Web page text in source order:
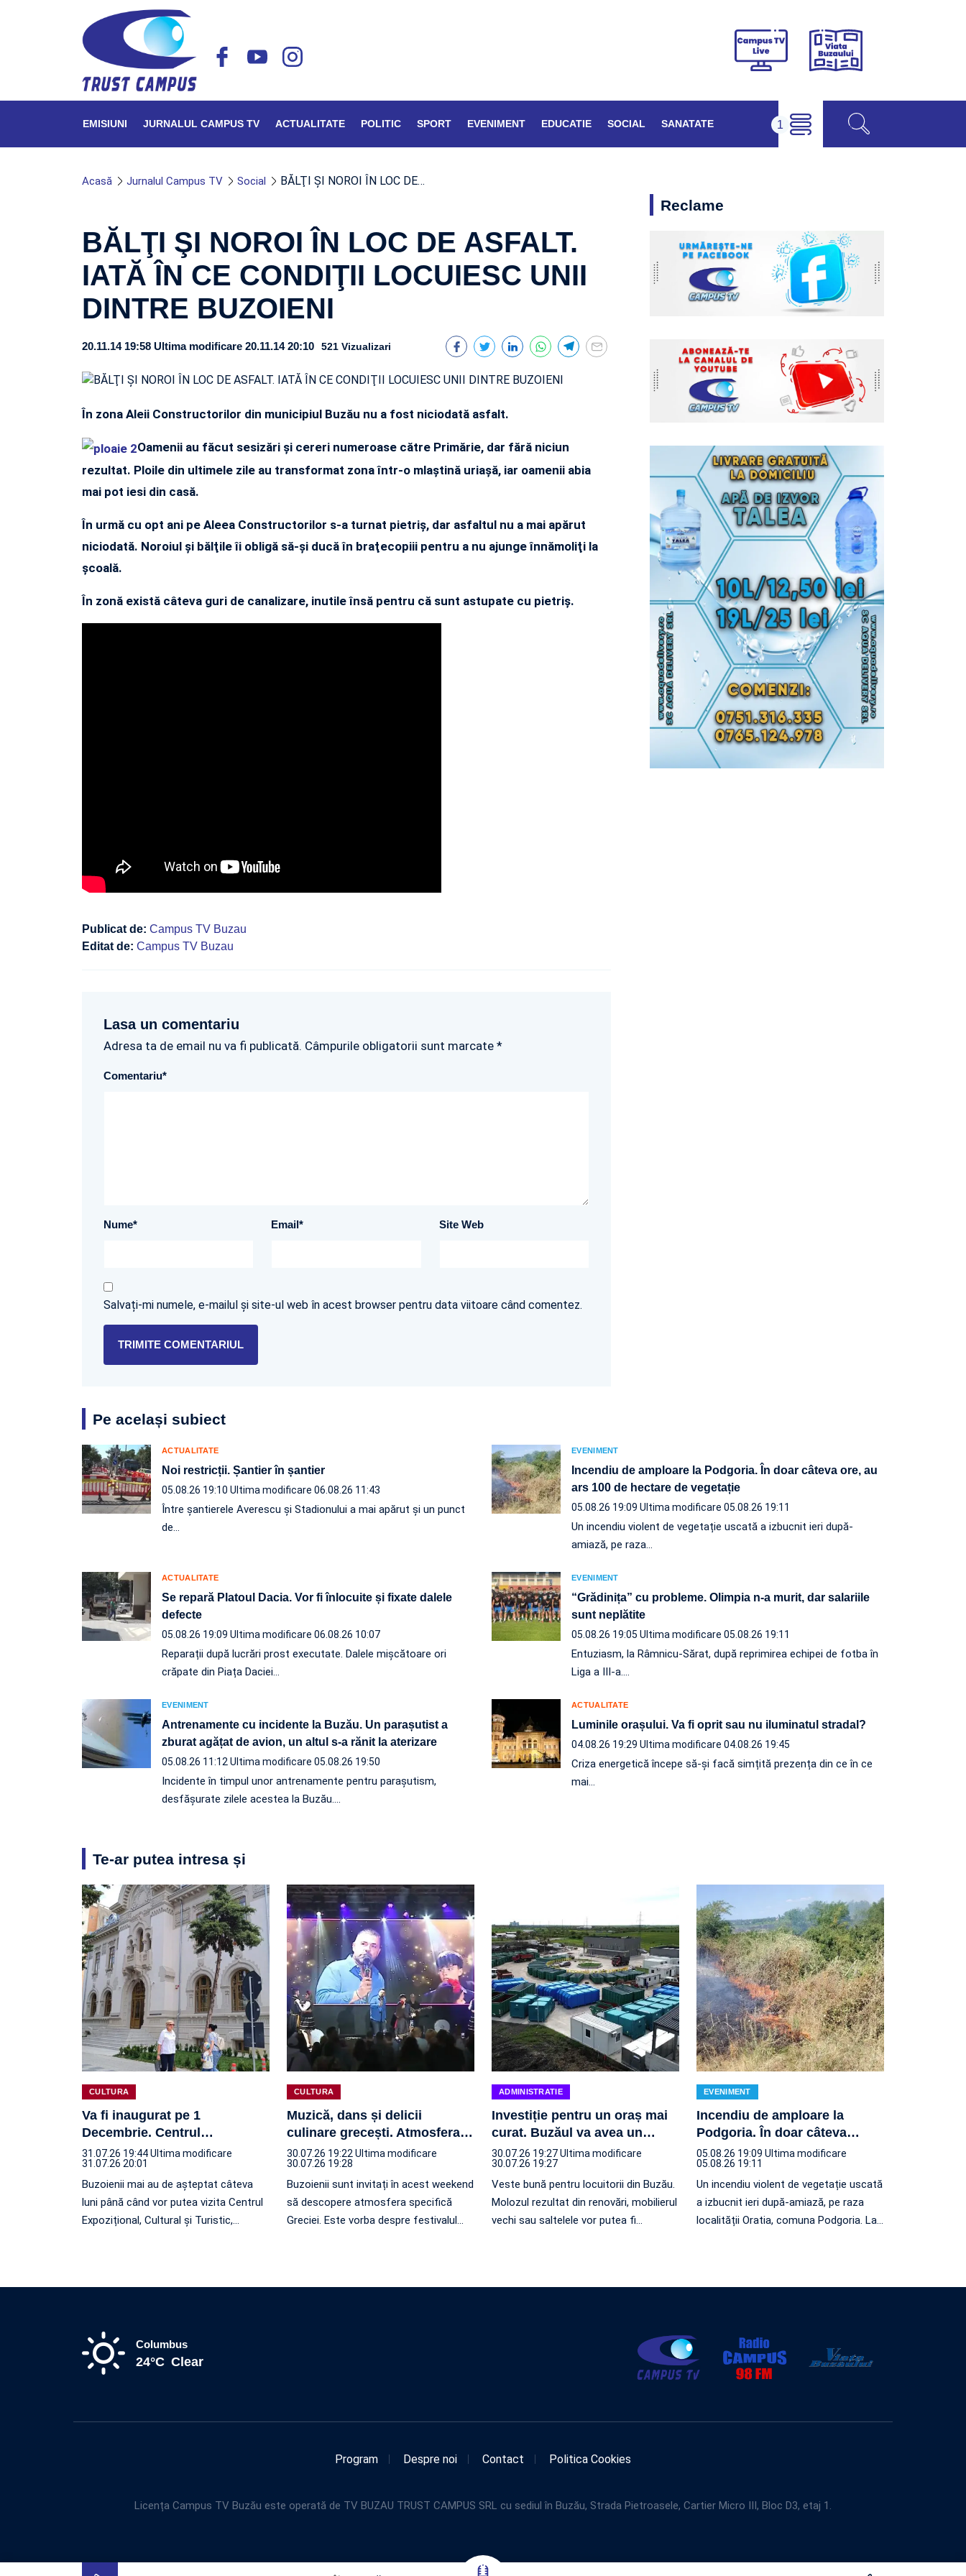
Campus
Viața
EMISIUNI JURNALUL CAMPUS TV ACTUALITATE POLITIC SPORT EVENIMENT EDUCATIE SOCIAL SANATATE
Acasă Jurnalul Campus TV Social BĂLŢI ŞI NOROI ÎN LOC DE…
BĂLŢI ŞI NOROI ÎN LOC DE ASFALT.
IATĂ ÎN CE CONDIŢII LOCUIESC UNII
DINTRE BUZOIENI
20.11.14 19:58 Ultima modificare 20.11.14 20:10 521 Vizualizari
În zona Aleii Constructorilor din municipiul Buzău nu a fost niciodată asfalt.
Oamenii au făcut sesizări şi cereri numeroase către Primărie, dar fără niciun
rezultat. Ploile din ultimele zile au transformat zona într-o mlaştină uriaşă, iar oamenii abia
mai pot iesi din casă.
În urmă cu opt ani pe Aleea Constructorilor s-a turnat pietriş, dar asfaltul nu a mai apărut
niciodată. Noroiul şi bălţile îi obligă să-şi ducă în braţecopiii pentru a nu ajunge înnămoliţi la
şcoală.
În zonă există câteva guri de canalizare, inutile însă pentru că sunt astupate cu pietriş.
Publicat de: Campus TV Buzau
Editat de: Campus TV Buzau
Lasa un comentariu
Adresa ta de email nu va fi publicată. Câmpurile obligatorii sunt marcate *
Comentariu*
Nume* Email* Site Web
Salvați-mi numele, e-mailul și site-ul web în acest browser pentru data viitoare când comentez.
Reclame
Pe același subiect
ACTUALITATE
Noi restricții. Șantier în șantier
05.08.26 19:10 Ultima modificare 06.08.26 11:43
Între șantierele Averescu și Stadionului a mai apărut și un punct
de…
EVENIMENT
Incendiu de amploare la Podgoria. În doar câteva ore, au
ars 100 de hectare de vegetație
05.08.26 19:09 Ultima modificare 05.08.26 19:11
Un incendiu violent de vegetație uscată a izbucnit ieri după-
amiază, pe raza…
ACTUALITATE
Se repară Platoul Dacia. Vor fi înlocuite și fixate dalele
defecte
05.08.26 19:09 Ultima modificare 06.08.26 10:07
Reparații după lucrări prost executate. Dalele mișcătoare ori
crăpate din Piața Daciei…
EVENIMENT
“Grădinița” cu probleme. Olimpia n-a murit, dar salariile
sunt neplătite
05.08.26 19:05 Ultima modificare 05.08.26 19:11
Entuziasm, la Râmnicu-Sărat, după reprimirea echipei de fotba în
Liga a III-a.…
EVENIMENT
Antrenamente cu incidente la Buzău. Un parașutist a
zburat agățat de avion, un altul s-a rănit la aterizare
05.08.26 11:12 Ultima modificare 05.08.26 19:50
Incidente în timpul unor antrenamente pentru parașutism,
desfășurate zilele acestea la Buzău.…
ACTUALITATE
Luminile orașului. Va fi oprit sau nu iluminatul stradal?
04.08.26 19:29 Ultima modificare 04.08.26 19:45
Criza energetică începe să-și facă simțită prezența din ce în ce
mai…
Te-ar putea intresa și
CULTURA
Va fi inaugurat pe 1
Decembrie. Centrul…
31.07.26 19:44Ultima modificare
31.07.26 20:01
Buzoienii mai au de așteptat câteva
luni până când vor putea vizita Centrul
Expozițional, Cultural și Turistic,
CULTURA
Muzică, dans și delicii
culinare grecești. Atmosfera…
30.07.26 19:22 Ultima modificare
30.07.26 19:28
Buzoienii sunt invitați în acest weekend
să descopere atmosfera specifică
Greciei. Este vorba despre festivalul
ADMINISTRATIE
Investiție pentru un oraș mai
curat. Buzăul va avea un…
30.07.26 19:27Ultima modificare
30.07.26 19:27
Veste bună pentru locuitorii din Buzău.
Molozul rezultat din renovări, mobilierul
vechi sau saltelele vor putea fi
EVENIMENT
Incendiu de amploare la
Podgoria. În doar câteva…
05.08.26 19:09 Ultima modificare
05.08.26 19:11
Un incendiu violent de vegetație uscată
a izbucnit ieri după-amiază, pe raza
localității Oratia, comuna Podgoria. La
Columbus
24°C Clear
Program Despre noi Contact Politica Cookies
Licența Campus TV Buzău este operată de TV BUZAU TRUST CAMPUS SRL cu sediul în Buzău, Strada Pietroasele, Cartier Micro III, Bloc D3, etaj 1.